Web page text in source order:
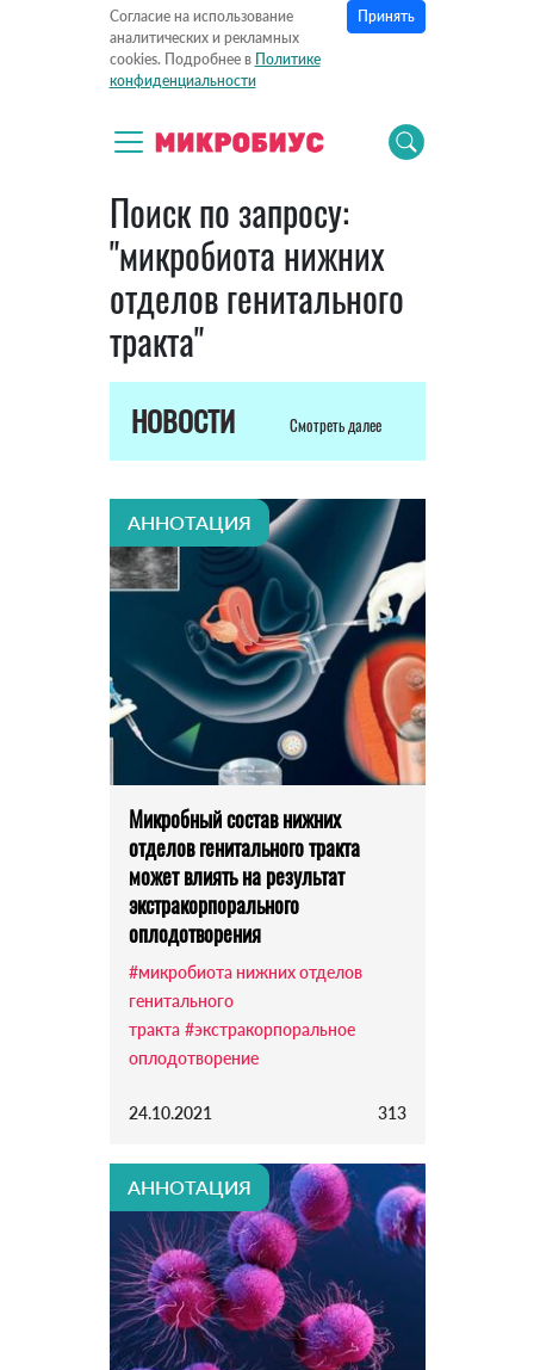
Согласие на использование
аналитических и рекламных
cookies. Подробнее в Политике
конфиденциальности
Принять
Поиск по запросу:
"микробиота нижних
отделов генитального
тракта"
НОВОСТИ Смотреть далее
АННОТАЦИЯ
Микробный состав нижних
отделов генитального тракта
может влиять на результат
экстракорпорального
оплодотворения
#микробиота нижних отделов
генитального
тракта #экстракорпоральное
оплодотворение
24.10.2021 313
АННОТАЦИЯ